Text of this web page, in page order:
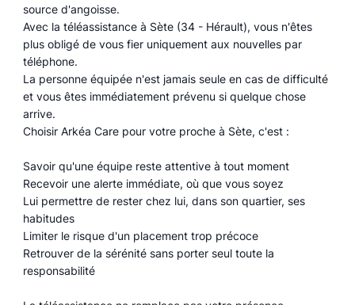
source d'angoisse.
Avec la téléassistance à Sète (34 - Hérault), vous n'êtes
plus obligé de vous fier uniquement aux nouvelles par
téléphone.
La personne équipée n'est jamais seule en cas de difficulté
et vous êtes immédiatement prévenu si quelque chose
arrive.
Choisir Arkéa Care pour votre proche à Sète, c'est :
Savoir qu'une équipe reste attentive à tout moment
Recevoir une alerte immédiate, où que vous soyez
Lui permettre de rester chez lui, dans son quartier, ses
habitudes
Limiter le risque d'un placement trop précoce
Retrouver de la sérénité sans porter seul toute la
responsabilité